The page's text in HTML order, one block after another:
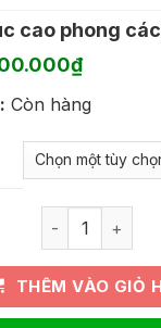
cao phong
₫Giá
tại
Còn hàng
Ghế nhựa
THÊM VÀO GIỎ